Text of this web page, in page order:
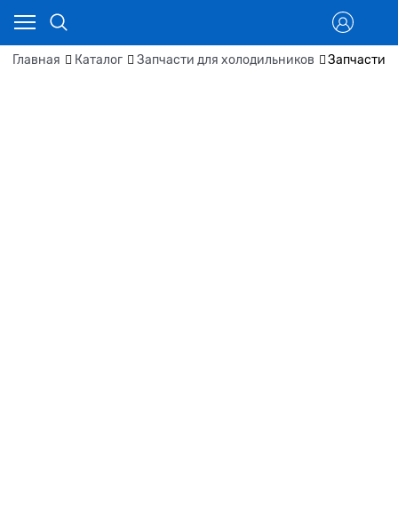
Главная Каталог Запчасти для холодильников Запчасти